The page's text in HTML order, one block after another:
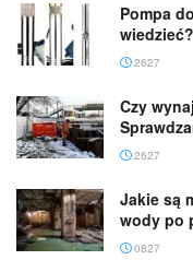
Pompa
wiedzieć?
2627
Czy
2627
Jakie są
wody po
0827